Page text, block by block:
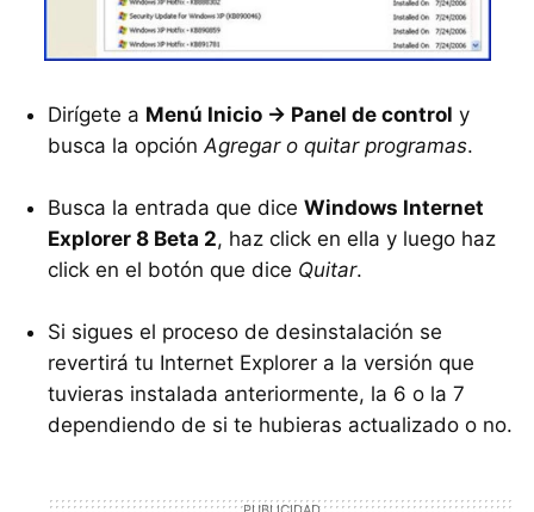
Dirígete a Menú Inicio -> Panel de control y
busca la opción Agregar o quitar programas.
Busca la entrada que dice Windows Internet
Explorer 8 Beta 2, haz click en ella y luego haz
click en el botón que dice Quitar.
Si sigues el proceso de desinstalación se
revertirá tu Internet Explorer a la versión que
tuvieras instalada anteriormente, la 6 o la 7
dependiendo de si te hubieras actualizado o no.